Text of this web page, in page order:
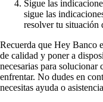
Sigue las
sigue las
resolver tu situación
Recuerda que Hey Banco
de calidad y poner a
necesarias para solucionar
enfrentar. No dudes en
necesitas ayuda o